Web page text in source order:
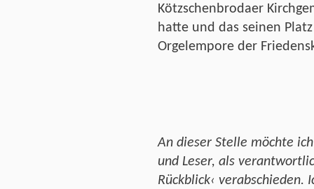
Kötzschenbrodaer
hatte und das seinen
Orgelempore der
An dieser Stelle möchte
und Leser, als
Rückblick‹ verabschieden.